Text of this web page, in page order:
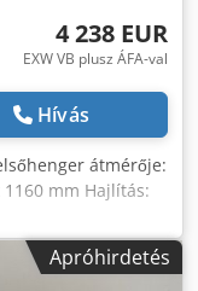
4 238 EUR
EXW VB plusz ÁFA-val
Hívás
átmérője:
1160 mm Hajlítás:
mm Műszaki
motoros
lehet nyitni a
Apróhirdetés